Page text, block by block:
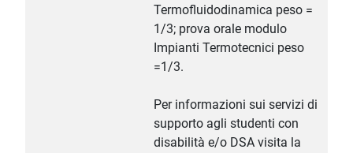
Termofluidodinamica peso =
1/3; prova orale modulo
Impianti Termotecnici peso
=1/3.
Per informazioni sui servizi di
supporto agli studenti con
disabilità e/o DSA visita la